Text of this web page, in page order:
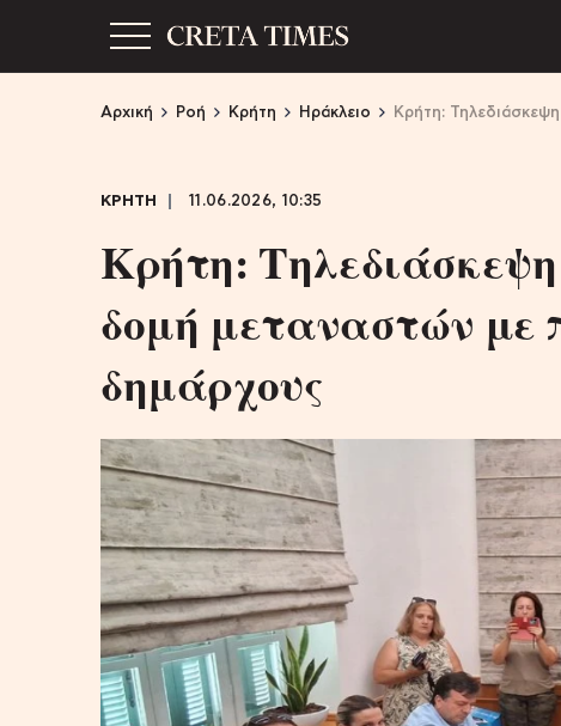
Αρχική Ροή Κρήτη Ηράκλειο Κρήτη:
ΚΡΗΤΗ 11.06.2026, 10:35
Κρήτη:
δομή μεταναστών με
δημάρχους